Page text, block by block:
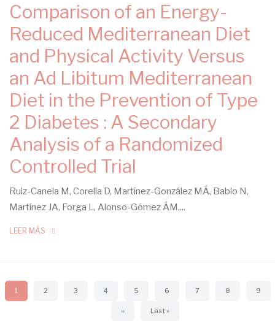
Comparison of an Energy-
Reduced Mediterranean Diet
and Physical Activity Versus
an Ad Libitum Mediterranean
Diet in the Prevention of Type
2 Diabetes : A Secondary
Analysis of a Randomized
Controlled Trial
Ruiz-Canela M, Corella D, Martínez-González MÁ, Babio N,
Martínez JA, Forga L, Alonso-Gómez ÁM,...
LEER MÁS
Página
actual
1 Page
2 Page
3 Page
4 Page
5 Page
6 Page
7 Page
8 Page
9
Siguiente
›› Última
Last »